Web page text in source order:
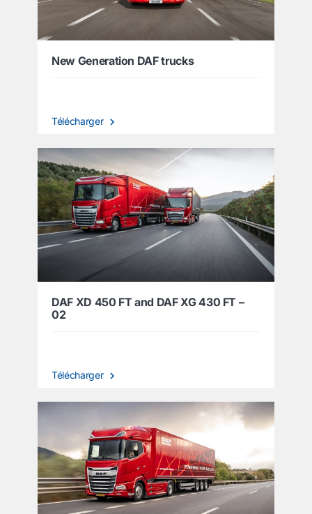
New Generation DAF trucks
Télécharger
DAF XD 450 FT and DAF XG 430 FT –
02
Télécharger